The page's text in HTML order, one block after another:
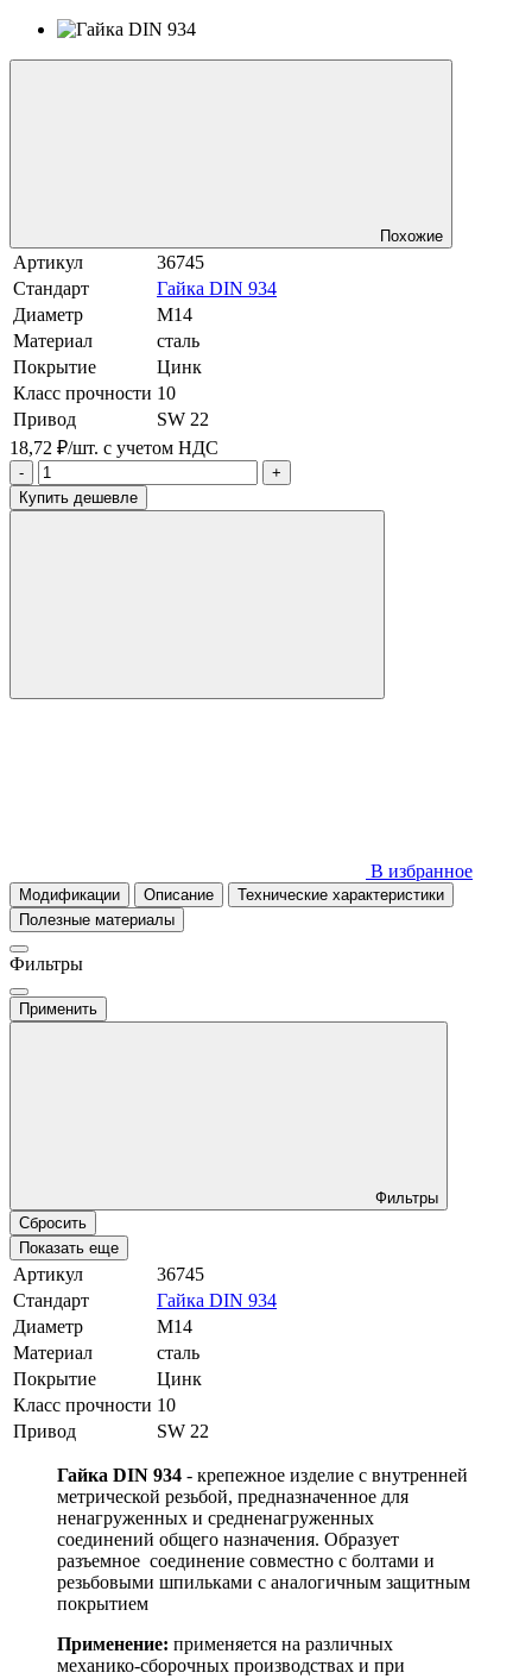
Похожие
Артикул
36745
Стандарт
Гайка DIN 934
Диаметр
М14
Материал
сталь
Покрытие
Цинк
Класс прочности 10
Привод
SW 22
18,72 ₽/шт. с учетом НДС
-
+
Купить дешевле
В избранное
Модификации Описание
Технические характеристики
Полезные материалы
Фильтры
Применить
Фильтры
Сбросить
Показать еще
Артикул
36745
Стандарт
Гайка DIN 934
Диаметр
М14
Материал
сталь
Покрытие
Цинк
Класс прочности 10
Привод
SW 22
Гайка DIN 934 - крепежное изделие с внутренней
метрической резьбой, предназначенное для
ненагруженных и средненагруженных
соединений общего назначения. Образует
разъемное соединение совместно с болтами и
резьбовыми шпильками с аналогичным защитным
покрытием
Применение: применяется на различных
механико-сборочных производствах и при